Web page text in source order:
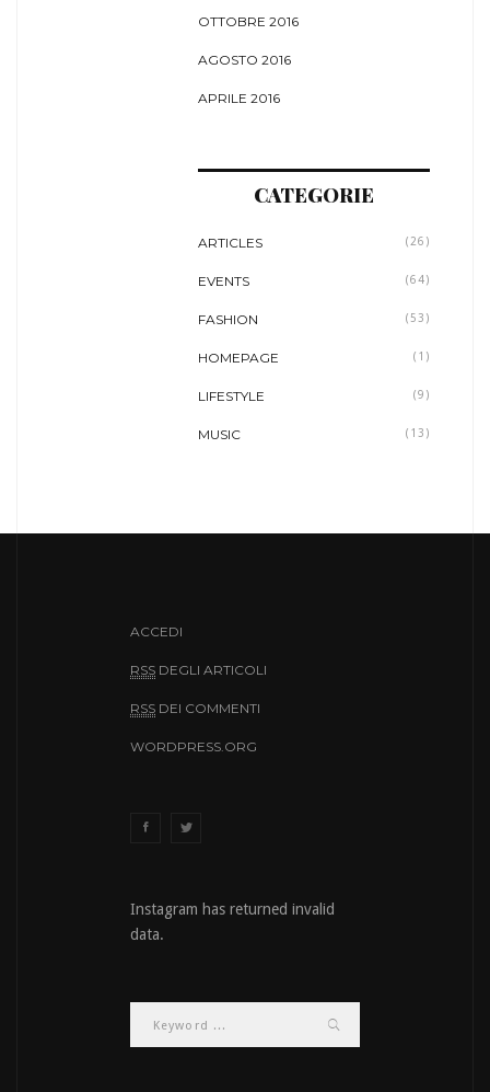
OTTOBRE 2016
AGOSTO 2016
APRILE 2016
CATEGORIE
ARTICLES (26)
EVENTS (64)
FASHION (53)
HOMEPAGE (1)
LIFESTYLE (9)
MUSIC (13)
ACCEDI
RSS DEGLI ARTICOLI
RSS DEI COMMENTI
WORDPRESS.ORG
Instagram has returned invalid
data.